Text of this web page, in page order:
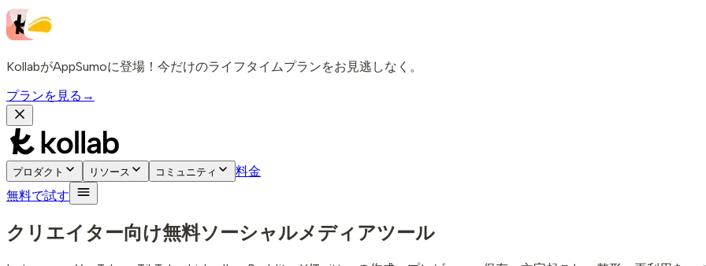
KollabがAppSumoに登場！今だけのライフタイムプランをお見逃しなく。
プランを見る →
プロダクト リソース コミュニティ
料金
無料で試す
クリエイター向け無料ソーシャルメディアツール